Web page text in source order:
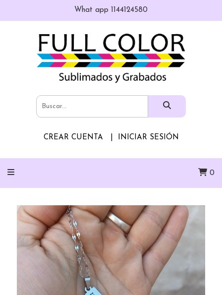
What app 1144124580
CREAR CUENTA INICIAR SESIÓN
0